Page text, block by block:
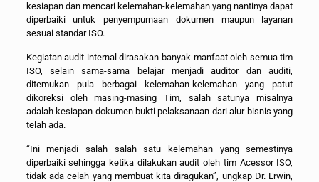
kesiapan dan mencari kelemahan-kelemahan yang nantinya dapat
diperbaiki untuk penyempurnaan dokumen maupun layanan
sesuai standar ISO.
Kegiatan audit internal dirasakan banyak manfaat oleh semua tim
ISO, selain sama-sama belajar menjadi auditor dan auditi,
ditemukan pula berbagai kelemahan-kelemahan yang patut
dikoreksi oleh masing-masing Tim, salah satunya misalnya
adalah kesiapan dokumen bukti pelaksanaan dari alur bisnis yang
telah ada.
“Ini menjadi salah salah satu kelemahan yang semestinya
diperbaiki sehingga ketika dilakukan audit oleh tim Acessor ISO,
tidak ada celah yang membuat kita diragukan”, ungkap Dr. Erwin,